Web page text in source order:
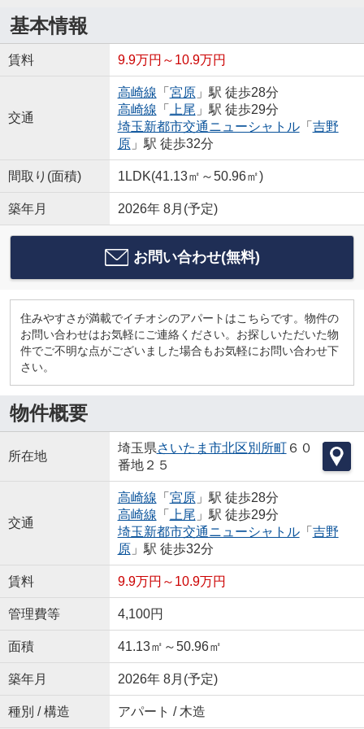
基本情報
賃料 9.9万円～10.9万円
交通
高崎線 「 宮原」駅 徒歩28分
高崎線 「 上尾 」駅 徒歩29分
埼玉新都市交通ニューシャトル「 吉野
原」駅 徒歩32分
間取り(面積) 1LDK(41.13㎡～50.96㎡)
築年月 2026年 8月(予定)
お問い合わせ(無料)
住みやすさが満載でイチオシのアパートはこちらです。物件の
お問い合わせはお気軽にご連絡ください。お探しいただいた物
件でご不明な点がございました場合もお気軽にお問い合わせ下
さい。
物件概要
所在地
埼玉県さいたま市北区別所町６０
番地２５
交通
高崎線 「 宮原」駅 徒歩28分
高崎線 「 上尾 」駅 徒歩29分
埼玉新都市交通ニューシャトル「 吉野
原」駅 徒歩32分
賃料 9.9万円～10.9万円
管理費等 4,100円
面積 41.13㎡～50.96㎡
築年月 2026年 8月(予定)
種別 / 構造 アパート / 木造